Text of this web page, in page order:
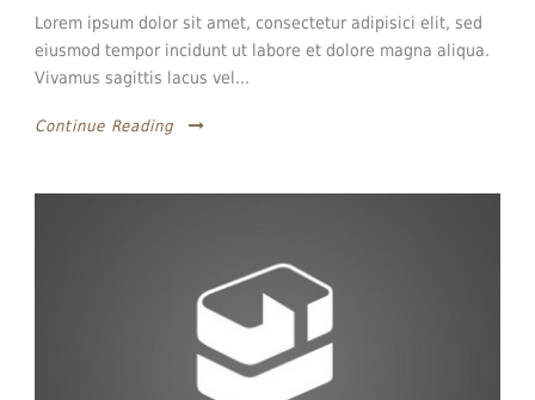
Lorem ipsum dolor sit amet, consectetur adipisici elit, sed
eiusmod tempor incidunt ut labore et dolore magna aliqua.
Vivamus sagittis lacus vel...
Continue Reading